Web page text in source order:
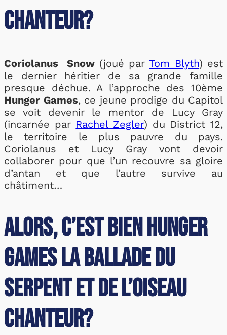
Chanteur?
Coriolanus Snow(joué parTom Blyth) est
le dernier héritier de sa grande famille
presque déchue. A l’approche des 10ème
Hunger Games, ce jeune prodige du Capitol
se voit devenir le mentor de Lucy Gray
(incarnée par Rachel Zegler) du District 12,
le territoire le plus pauvre du pays.
Coriolanus et Lucy Gray vont devoir
collaborer pour que l’un recouvre sa gloire
d’antan et que l’autre survive au
châtiment…
Alors, c’est bien Hunger
Games la Ballade du
Serpent et de l’Oiseau
Chanteur?